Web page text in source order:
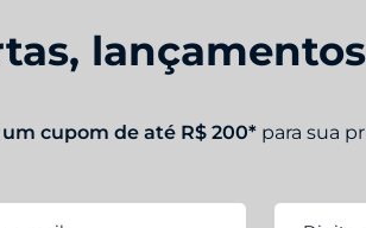
com poucas modificações e sem
cupom de até R$ 200* para sua